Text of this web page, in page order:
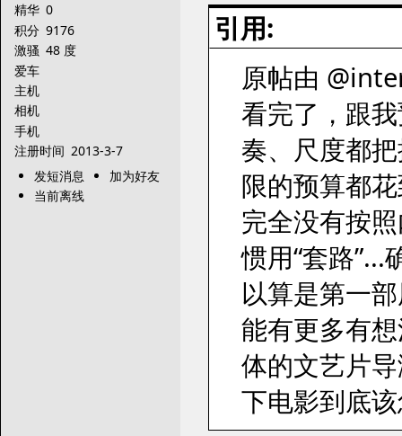
精华 0
积分 9176
激骚 48 度
爱车
主机
相机
手机
注册时间 2013-3-7
发短消息
加为好友
当前离线
引用:
原帖由
看完了，跟
奏、尺度都
限的预算都
完全没有按
惯用“套路”...
以算是第一
能有更多有
体的文艺片
下电影到底